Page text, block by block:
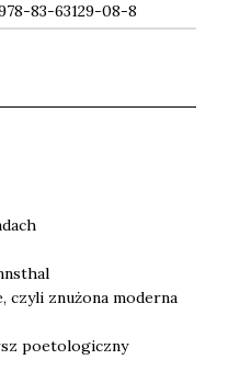
83-63129-08-8
czyli znużona moderna
poetologiczny